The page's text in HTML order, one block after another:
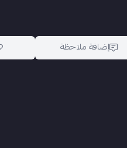
إضافة ملاحظة